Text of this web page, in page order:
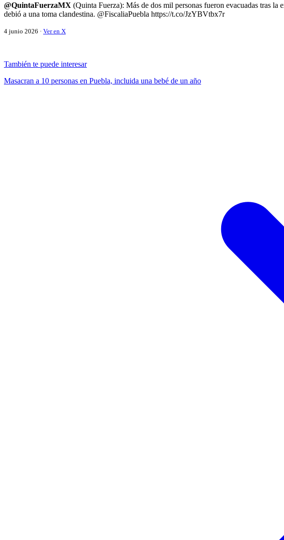
@QuintaFuerzaMX (Quinta Fuerza): Más de dos mil personas fueron evacuadas tras la
debió a una toma clandestina. @FiscaliaPuebla https://t.co/JzYBVtbx7r
4 junio 2026 · Ver en X
También te puede interesar
Masacran a 10 personas en Puebla, incluida una bebé de un año